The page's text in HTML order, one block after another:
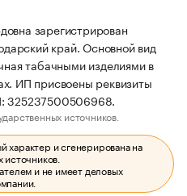
зарегистрирован
край. Основной вид
табачными изделиями в
ИП присвоены реквизиты
325237500506968.
источников.
и сгенерирована на
и не имеет деловых